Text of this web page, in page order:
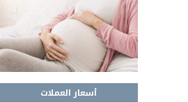
أسعار العملات